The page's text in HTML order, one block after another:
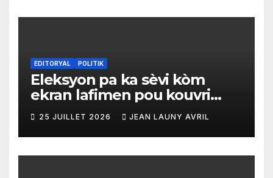
EDITORYAL POLITIK
Eleksyon pa ka sèvi kòm
ekran lafimen pou kouvri
echèk tranzisyon an
25 JUILLET 2026 JEAN LAUNY AVRIL